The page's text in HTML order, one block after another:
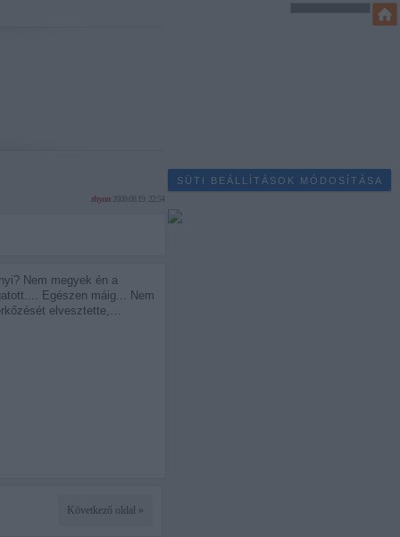
rhynn 2009.08.19. 22:54
Nem megyek én a
Egészen máig... Nem
elvesztette,…
Következő oldal »
SÜTI BEÁLLÍTÁSOK MÓDOSÍTÁSA